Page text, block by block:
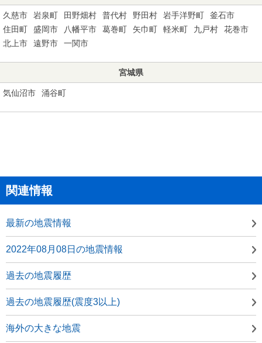
久慈市 岩泉町 田野畑村 普代村 野田村 岩手洋野町
釜石市
住田町
盛岡市 八幡平市 葛巻町 矢巾町 軽米町 九戸村
花巻市
北上市
遠野市 一関市
宮城県
気仙沼市 涌谷町
関連情報
最新の地震情報
2022年08月08日の地震情報
過去の地震履歴
過去の地震履歴(震度3以上)
海外の大きな地震